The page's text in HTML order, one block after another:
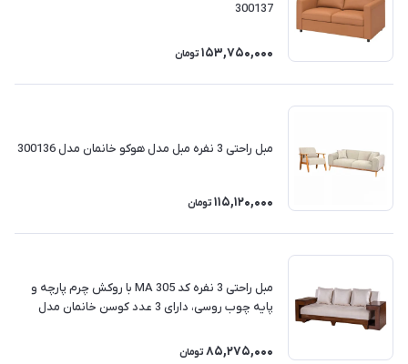
300137
153,750,000 تومان
مبل راحتی 3 نفره مبل مدل هوکو خانمان مدل 300136
115,120,000 تومان
مبل راحتی 3 نفره کد MA 305 با روکش چرم پارچه و
پایه چوب روسی، دارای 3 عدد کوسن خانمان مدل
85,275,000 تومان